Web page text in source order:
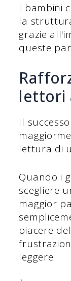
I bambini
la
grazie
queste
lettori
Il
lettura di
Quando i
scegliere
maggior
piacere
leggere.